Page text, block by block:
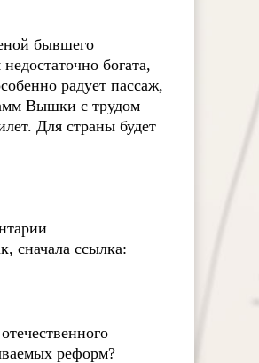
бывшего
богата,
радует пассаж,
Вышки с трудом
Для страны будет
сначала ссылка:
реформ?